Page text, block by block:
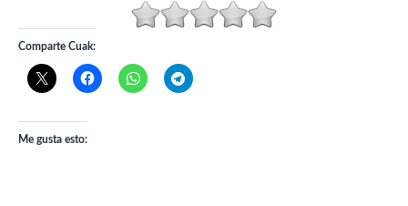
Comparte Cuak:
Me gusta esto: